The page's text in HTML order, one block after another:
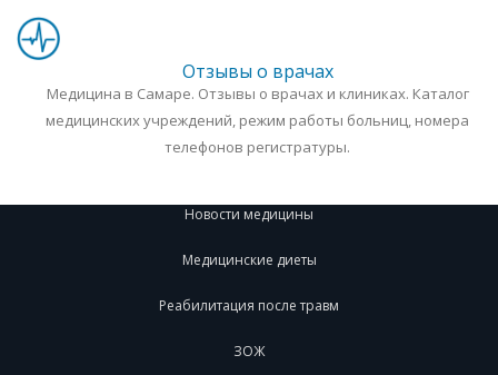
Отзывы о врачах
Медицина в Самаре. Отзывы о врачах и клиниках. Каталог
медицинских учреждений, режим работы больниц, номера
телефонов регистратуры.
Новости медицины
Медицинские диеты
Реабилитация после травм
ЗОЖ